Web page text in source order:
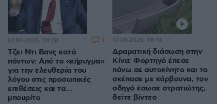
Τζει Ντι Βανς κατά
πάντων: Από το «κήρυγμα»
για την ελευθερία του
λόγου στις προσωπικές
επιθέσεις και τα…
μπουρίτο
07.08.2026, 08:28 9
Δραματική διάσωση στην
Κίνα: Φορτηγό έπεσε
πάνω σε αυτοκίνητο και το
σκέπασε με κάρβουνα, τον
οδηγό έσωσε στρατιώτης,
δείτε βίντεο
07.08.2026, 08:14